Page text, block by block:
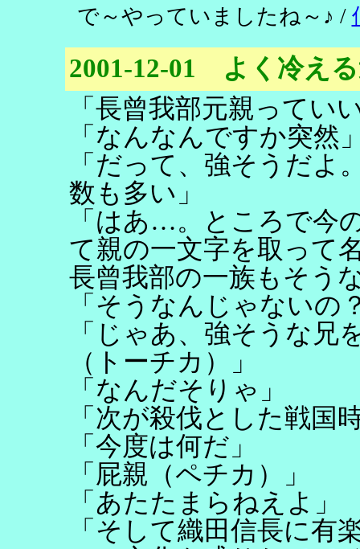
で～やっていましたね～♪ /
2001-12-01 よく冷え
「長曾我部元親ってい
「なんなんですか突然
「だって、強そうだ
数も多い」
「はあ…。ところで今
て親の一文字を取って
長曾我部の一族もそう
「そうなんじゃないの
「じゃあ、強そうな兄
（トーチカ）」
「なんだそりゃ」
「次が殺伐とした戦
「今度は何だ」
「屁親（ペチカ）」
「あたたまらねえよ」
「そして織田信長に有